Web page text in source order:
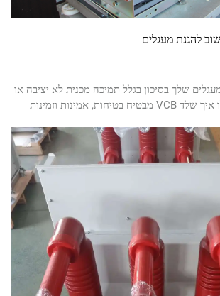
שלך בסיכון בגלל תמיכה מכנית לא יציבה או
פיזור חום לקוי? גלו איך שלד VCB מבטיח בטיחות, אמינות וזמינות